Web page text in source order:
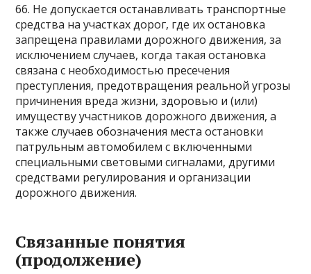
66. Не допускается останавливать транспортные
средства на участках дорог, где их остановка
запрещена правилами дорожного движения, за
исключением случаев, когда такая остановка
связана с необходимостью пресечения
преступления, предотвращения реальной угрозы
причинения вреда жизни, здоровью и (или)
имуществу участников дорожного движения, а
также случаев обозначения места остановки
патрульным автомобилем с включенными
специальными световыми сигналами, другими
средствами регулирования и организации
дорожного движения.
Связанные понятия
(продолжение)